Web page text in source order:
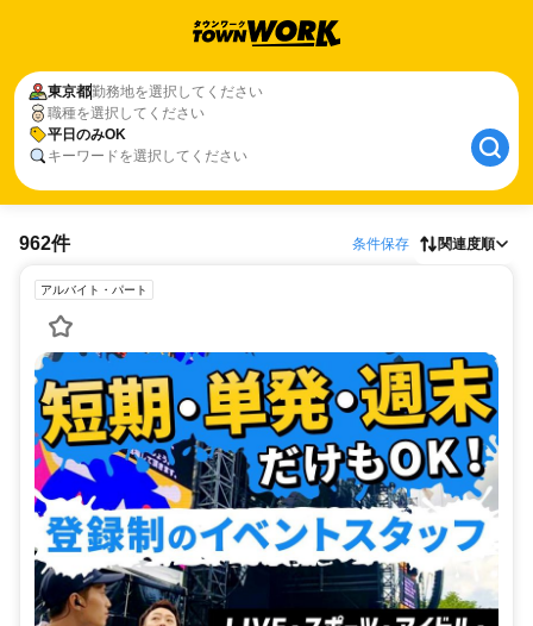
東京都勤務地を選択してください
職種を選択してください
平日のみOK
キーワードを選択してください
962件 条件保存 関連度順
アルバイト・パート